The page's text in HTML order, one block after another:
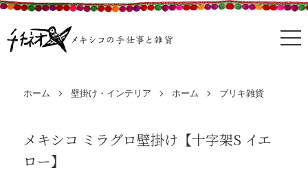
ホーム 壁掛け・インテリア ホーム ブリキ雑貨
メキシコ ミラグロ壁掛け【十字架S イエ
ロー】